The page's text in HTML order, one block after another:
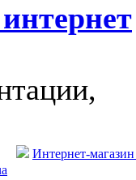
Интернет-